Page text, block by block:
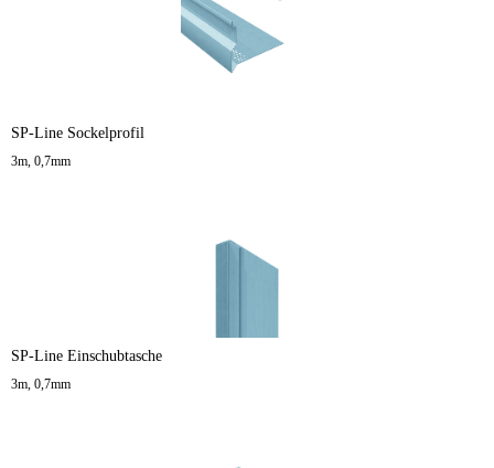
SP-Line Sockelprofil
3m, 0,7mm
SP-Line Einschubtasche
3m, 0,7mm